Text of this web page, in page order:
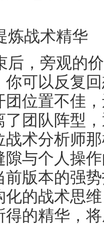
炼战术精华
后，旁观的
你可以反复
团位置不佳
了团队阵型
战术分析师
隙与个人操
前版本的强
化的战术思
得的精华，